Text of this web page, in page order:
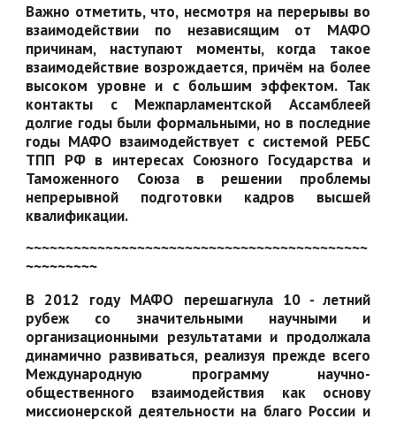
Важно отметить, что, несмотря на перерывы во
взаимодействии по независящим от МАФО
причинам, наступают моменты, когда такое
взаимодействие возрождается, причём на более
высоком уровне и с большим эффектом. Так
контакты с Межпарламентской Ассамблеей
долгие годы были формальными, но в последние
годы МАФО взаимодействует с системой РЕБС
ТПП РФ в интересах Союзного Государства и
Таможенного Союза в решении проблемы
непрерывной подготовки кадров высшей
квалификации.
~~~~~~~~~~~~~~~~~~~~~~~~~~~~~~~~~~~~~~~~~~~
~~~~~~~~~
В 2012 году МАФО перешагнула 10 - летний
рубеж со значительными научными и
организационными результатами и продолжала
динамично развиваться, реализуя прежде всего
Международную программу научно-
общественного взаимодействия как основу
миссионерской деятельности на благо России и